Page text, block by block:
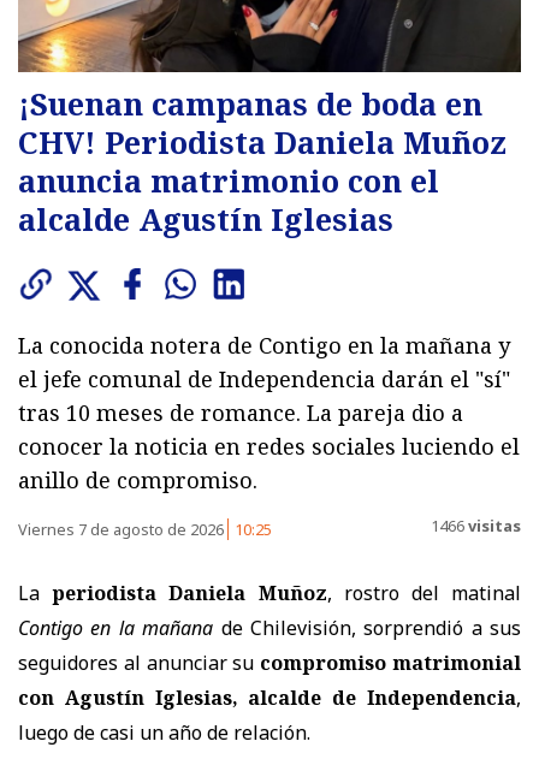
¡Suenan campanas de boda en
CHV! Periodista Daniela Muñoz
anuncia matrimonio con el
alcalde Agustín Iglesias
La conocida notera de Contigo en la mañana y
el jefe comunal de Independencia darán el "sí"
tras 10 meses de romance. La pareja dio a
conocer la noticia en redes sociales luciendo el
anillo de compromiso.
Viernes 7 de agosto de 2026 10:25 1466visitas
Laperiodista Daniela Muñoz, rostro del matinal
Contigo en la mañana de Chilevisión, sorprendió a sus
seguidores al anunciar su compromiso matrimonial
con Agustín Iglesias, alcalde de Independencia,
luego de casi un año de relación.